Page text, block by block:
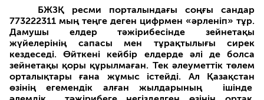
БЖЗҚ ресми порталындағы соңғы сандар
773222311 мың теңге деген цифрмен «әрленіп» тұр.
Дамушы елдер тәжірибесінде зейнетақы
жүйелерін­ің сапасы мен тұрақтылығы сирек
кездеседі. Өйткені кейбір елдерд­е әлі де болса
зейнетақы қоры құрылмаған. Тек әлеуметтік төлем
орталықтары ғана жұмыс істейді. Ал Қазақстан
өзінің егемендік алған жылдарын­ың ішінде